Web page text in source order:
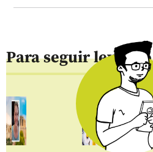
Para seguir leyendo